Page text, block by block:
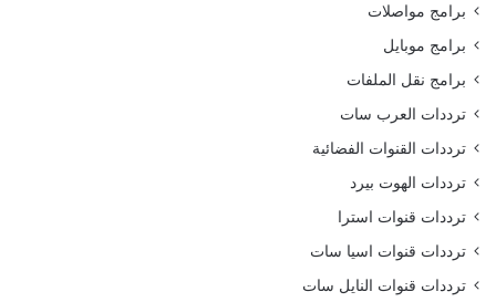
برامج مواصلات
برامج موبايل
برامج نقل الملفات
ترددات العرب سات
ترددات القنوات الفضائية
ترددات الهوت بيرد
ترددات قنوات استرا
ترددات قنوات اسيا سات
ترددات قنوات النايل سات